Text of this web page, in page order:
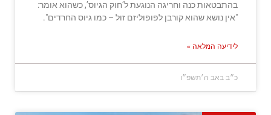
בהתבטאות כנה וחריגה הנוגעת ל’חוק הגיוס’, כשהוא אומר:
"אין נושא שהוא קורבן לפופוליזם זול – כמו גיוס החרדים".
לידיעה המלאה »
כ״ב באב ה׳תשפ״ו